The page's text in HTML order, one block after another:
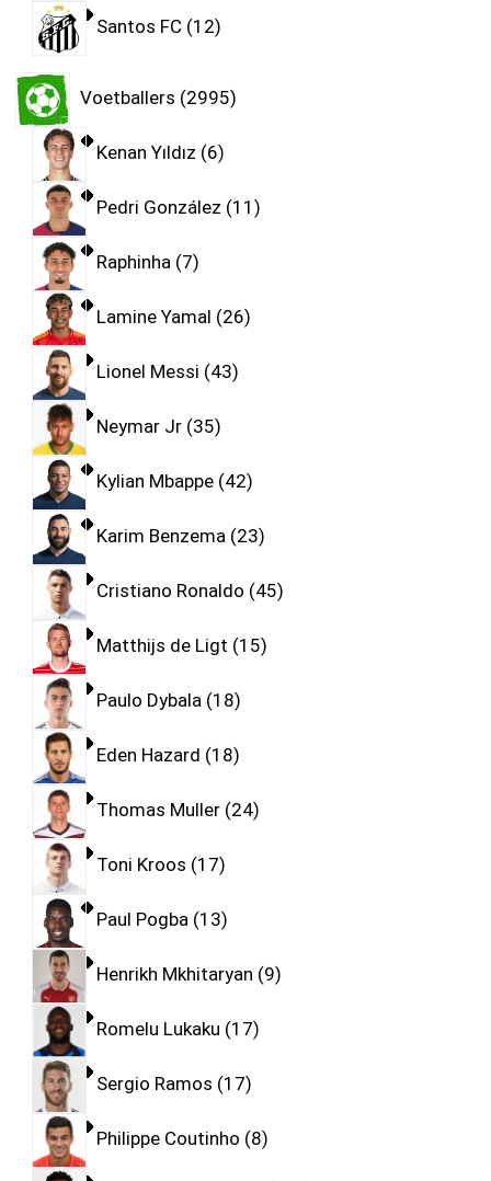
Santos FC 12
Voetballers 2995
Kenan Yıldız 6
Pedri González 11
Raphinha 7
Lamine Yamal 26
Lionel Messi 43
Neymar Jr 35
Kylian Mbappe 42
Karim Benzema 23
Cristiano Ronaldo 45
Matthijs de Ligt 15
Paulo Dybala 18
Eden Hazard 18
Thomas Muller 24
Toni Kroos 17
Paul Pogba 13
Henrikh Mkhitaryan 9
Romelu Lukaku 17
Sergio Ramos 17
Philippe Coutinho 8